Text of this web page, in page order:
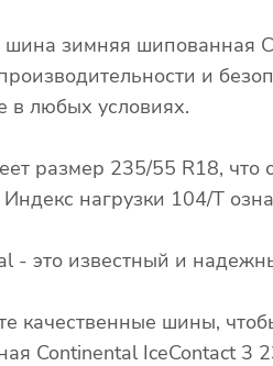
шина зимняя шипованная
и
в любых условиях.
размер 235/55 R18, что
Индекс нагрузки 104/T
- это известный и
качественные шины,
Continental IceContact 3